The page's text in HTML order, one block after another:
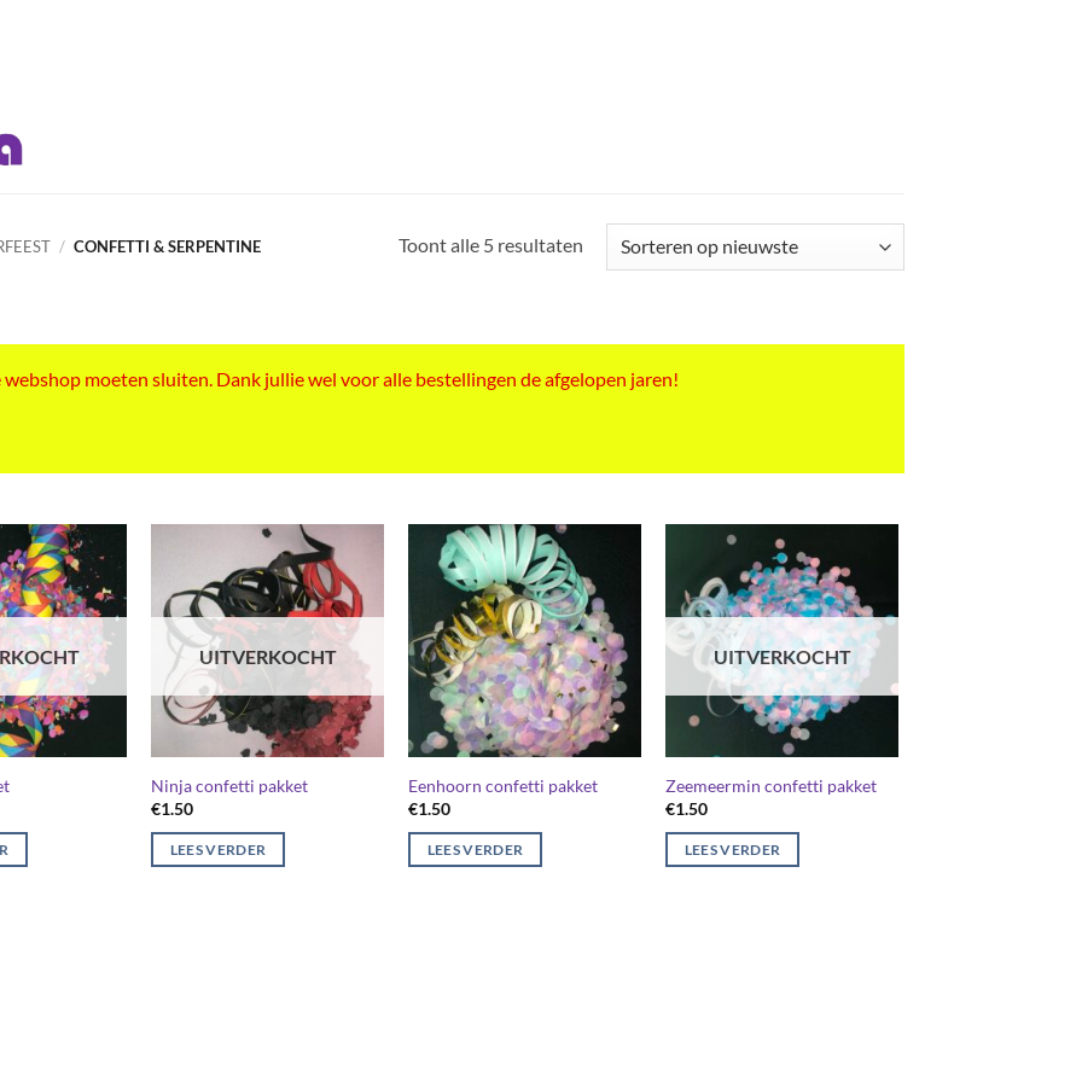
/ CONFETTI & SERPENTINE Toont alle 5 resultatenGesorteerd
moeten sluiten. Dank jullie wel voor alle bestellingen de afgelopen jaren!
UITVERKOCHT
Ninja confetti pakket
€1.50
LEES VERDER
Eenhoorn confetti pakket
€1.50
LEES VERDER
UITVERKOCHT
Zeemeermin confetti pakket
€1.50
LEES VERDER